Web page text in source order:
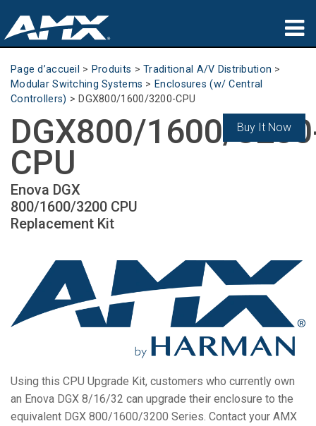
Produits
Applications
Partners
Où acheter
Formation
Support
Langue/Région
Page d’accueil > Produits >Traditional A/V Distribution >
Modular Switching Systems > Enclosures (w/ Central
Controllers) > DGX800/1600/3200-CPU
DGX800/1600/
CPU
Enova DGX
800/1600/3200 CPU
Replacement Kit
Buy It Now
Using this CPU Upgrade Kit, customers who currently own
an Enova DGX 8/16/32 can upgrade their enclosure to the
equivalent DGX 800/1600/3200 Series. Contact your AMX